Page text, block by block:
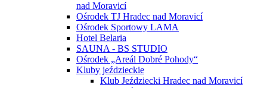
nad Moravicí
Ośrodek TJ Hradec nad Moravicí
Ośrodek Sportowy LAMA
Hotel Belaria
SAUNA - BS STUDIO
Ośrodek „Areál Dobré Pohody“
Kluby jeździeckie
Klub Jeździecki Hradec nad Moravicí